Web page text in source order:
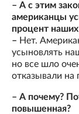
– А с этим
американцы
процент
– Нет.
усыновлять
но все шло
отказывали на
– А почему?
повышенная?